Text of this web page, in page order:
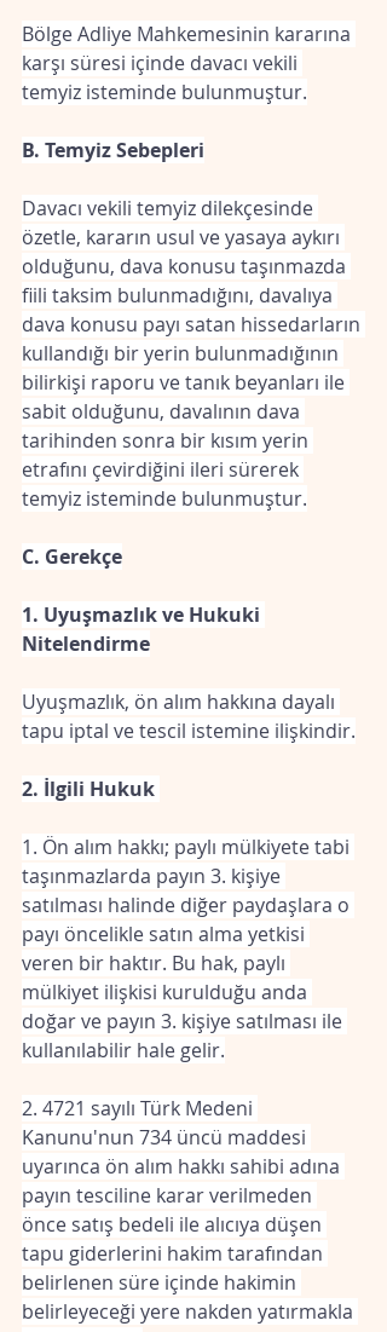
Bölge Adliye Mahkemesinin kararına
karşı süresi içinde davacı vekili
temyiz isteminde bulunmuştur.
B. Temyiz Sebepleri
Davacı vekili temyiz dilekçesinde
özetle, kararın usul ve yasaya aykırı
olduğunu, dava konusu taşınmazda
fiili taksim bulunmadığını, davalıya
dava konusu payı satan hissedarların
kullandığı bir yerin bulunmadığının
bilirkişi raporu ve tanık beyanları ile
sabit olduğunu, davalının dava
tarihinden sonra bir kısım yerin
etrafını çevirdiğini ileri sürerek
temyiz isteminde bulunmuştur.
C. Gerekçe
1. Uyuşmazlık ve Hukuki
Nitelendirme
Uyuşmazlık, ön alım hakkına dayalı
tapu iptal ve tescil istemine ilişkindir.
2. İlgili Hukuk
1. Ön alım hakkı; paylı mülkiyete tabi
taşınmazlarda payın 3. kişiye
satılması halinde diğer paydaşlara o
payı öncelikle satın alma yetkisi
veren bir haktır. Bu hak, paylı
mülkiyet ilişkisi kurulduğu anda
doğar ve payın 3. kişiye satılması ile
kullanılabilir hale gelir.
2. 4721 sayılı Türk Medeni
Kanunu'nun 734 üncü maddesi
uyarınca ön alım hakkı sahibi adına
payın tesciline karar verilmeden
önce satış bedeli ile alıcıya düşen
tapu giderlerini hakim tarafından
belirlenen süre içinde hakimin
belirleyeceği yere nakden yatırmakla